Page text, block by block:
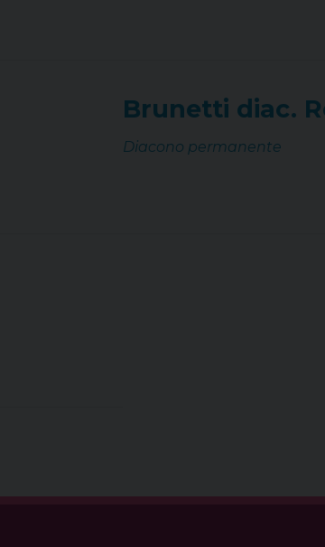
Brunetti diac.
Diacono permanente